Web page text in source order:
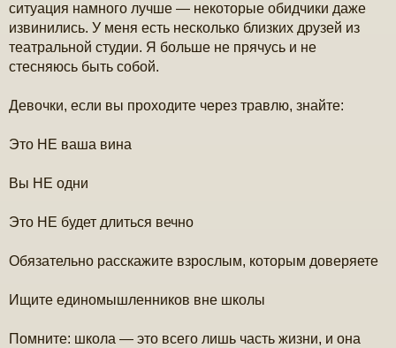
ситуация намного лучше — некоторые обидчики даже
извинились. У меня есть несколько близких друзей из
театральной студии. Я больше не прячусь и не
стесняюсь быть собой.
Девочки, если вы проходите через травлю, знайте:
Это НЕ ваша вина
Вы НЕ одни
Это НЕ будет длиться вечно
Обязательно расскажите взрослым, которым доверяете
Ищите единомышленников вне школы
Помните: школа — это всего лишь часть жизни, и она